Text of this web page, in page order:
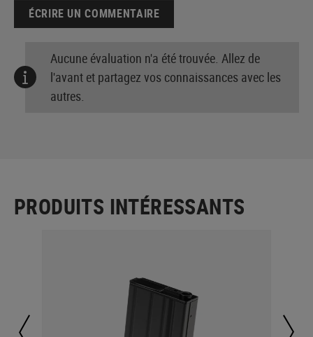
ÉCRIRE UN COMMENTAIRE
Aucune évaluation n'a été trouvée. Allez de
l'avant et partagez vos connaissances avec les
autres.
PRODUITS INTÉRESSANTS